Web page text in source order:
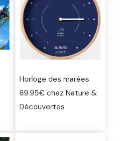
Horloge des marées
69.95€ chez Nature &
Découvertes